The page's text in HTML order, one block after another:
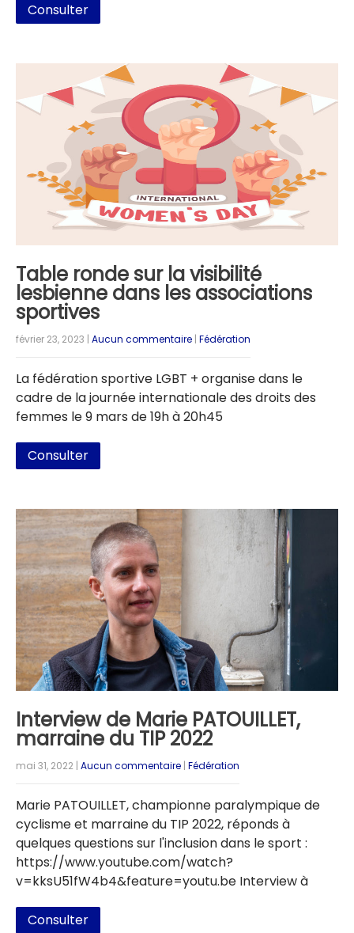
Consulter
Table ronde sur la visibilité
lesbienne dans les associations
sportives
février 23, 2023 | Aucun commentaire | Fédération
La fédération sportive LGBT + organise dans le
cadre de la journée internationale des droits des
femmes le 9 mars de 19h à 20h45
Consulter
Interview de Marie PATOUILLET,
marraine du TIP 2022
mai 31, 2022 | Aucun commentaire | Fédération
Marie PATOUILLET, championne paralympique de
cyclisme et marraine du TIP 2022, réponds à
quelques questions sur l'inclusion dans le sport :
https://www.youtube.com/watch?
v=kksU51fW4b4&feature=youtu.be Interview à
Consulter